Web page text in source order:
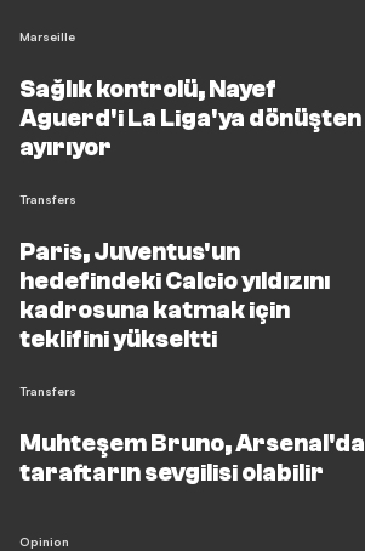
Marseille
Sağlık kontrolü, Nayef
Aguerd'i La Liga'ya dönüşten
ayırıyor
Transfers
Paris, Juventus'un
hedefindeki Calcio yıldızını
kadrosuna katmak için
teklifini yükseltti
Transfers
Muhteşem Bruno, Arsenal'da
taraftarın sevgilisi olabilir
Opinion